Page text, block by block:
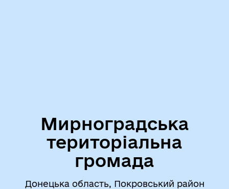
Мирноградська
територіальна
громада
Донецька область, Покровський район